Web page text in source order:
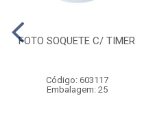
FOTO SOQUETE C/ TIMER
Código: 603117
Embalagem: 25